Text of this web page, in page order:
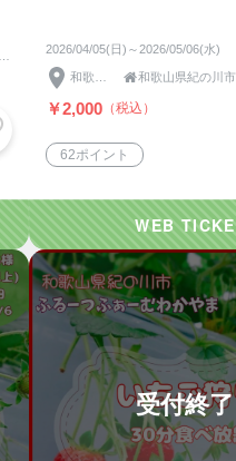
2026/04/05(日)～2026/05/06(水)

￥2,000 （税込）
62ポイント
受付終了